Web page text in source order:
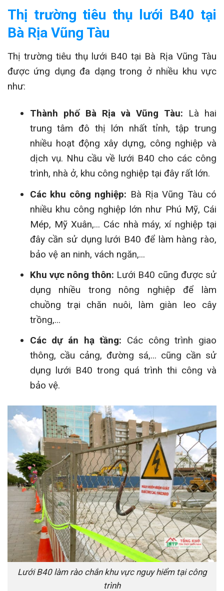
Thị trường tiêu thụ lưới B40 tại
Bà Rịa Vũng Tàu
Thị trường tiêu thụ lưới B40 tại Bà Rịa Vũng Tàu
được ứng dụng đa dạng trong ở nhiều khu vực
như:
Thành phố Bà Rịa và Vũng Tàu: Là hai
trung tâm đô thị lớn nhất tỉnh, tập trung
nhiều hoạt động xây dựng, công nghiệp và
dịch vụ. Nhu cầu về lưới B40 cho các công
trình, nhà ở, khu công nghiệp tại đây rất lớn.
Các khu công nghiệp: Bà Rịa Vũng Tàu có
nhiều khu công nghiệp lớn như Phú Mỹ, Cái
Mép, Mỹ Xuân,... Các nhà máy, xí nghiệp tại
đây cần sử dụng lưới B40 để làm hàng rào,
bảo vệ an ninh, vách ngăn,...
Khu vực nông thôn: Lưới B40 cũng được sử
dụng nhiều trong nông nghiệp để làm
chuồng trại chăn nuôi, làm giàn leo cây
trồng,...
Các dự án hạ tầng: Các công trình giao
thông, cầu cảng, đường sá,... cũng cần sử
dụng lưới B40 trong quá trình thi công và
bảo vệ.
Lưới B40 làm rào chắn khu vực nguy hiểm tại công
trình